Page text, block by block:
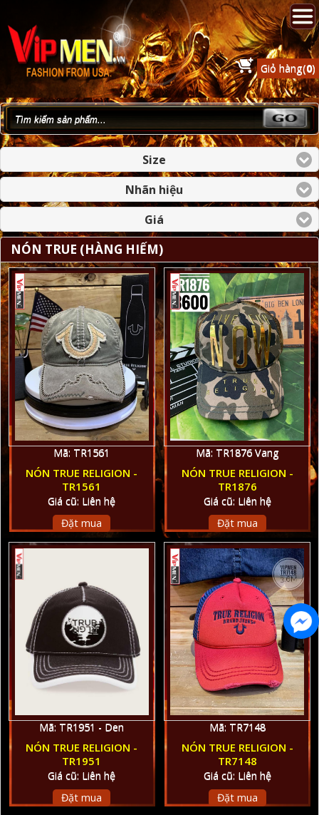
Giỏ hàng(0)
Size
Nhãn hiệu
Giá
NÓN TRUE (HÀNG HIẾM)
Mã: TR1561
NÓN TRUE RELIGION -
TR1561
Giá cũ: Liên hệ
Đặt mua
Mã: TR1876 Vang
NÓN TRUE RELIGION -
TR1876
Giá cũ: Liên hệ
Đặt mua
Mã: TR1951 - Den
NÓN TRUE RELIGION -
TR1951
Giá cũ: Liên hệ
Đặt mua
Mã: TR7148
NÓN TRUE RELIGION -
TR7148
Giá cũ: Liên hệ
Đặt mua